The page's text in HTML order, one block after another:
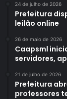
24 de julho de 2026
Prefeitura
leilão online
26 de maio de 2026
Caapsml
servidores,
21 de julho de 2026
Prefeitura
professores